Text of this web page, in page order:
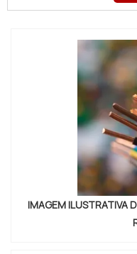
com alto know-how
IMAGEM ILUSTRATIVA